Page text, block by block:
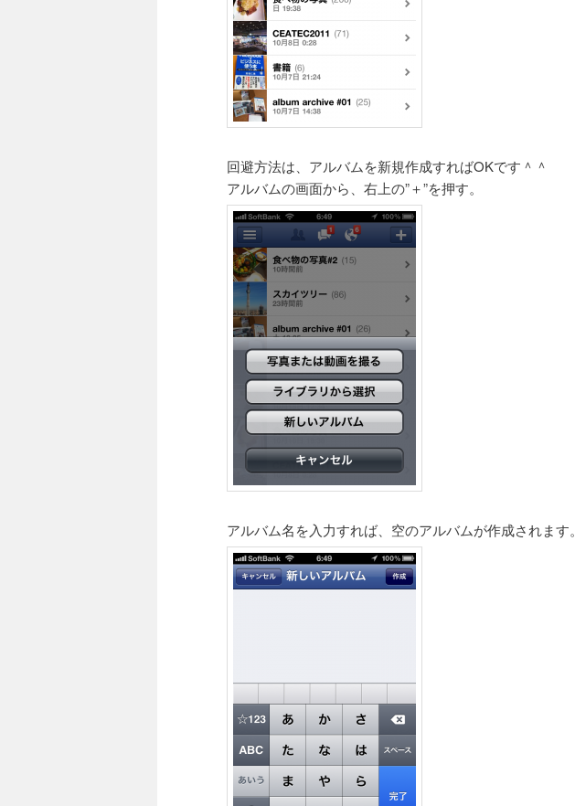
回避方法は、アルバムを新規作成すればOKです＾＾
アルバムの画面から、右上の”＋”を押す。
アルバム名を入力すれば、空のアルバムが作成されます。